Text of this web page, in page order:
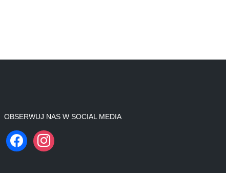
OBSERWUJ NAS W SOCIAL MEDIA